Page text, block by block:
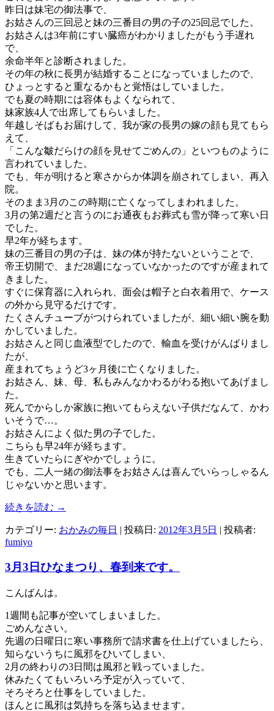
昨日は妹宅の御法事で、
お姑さんの三回忌と妹の三番目の男の子の25回忌でした。
お姑さんは3年前にすい臓癌がわかりましたがもう手遅れ
で、
余命半年と診断されました。
その年の秋に長男が結婚することになっていましたので、
ひょっとすると重なるかもと覚悟はしていました。
でも夏の時期には容体もよくなられて、
妹家族4人で出席してもらいました。
年越しそばもお届けして、我が家の長男の嫁の顔も見てもら
えて、
「こんな皺だらけの顔を見せてごめんの」といつものように
言われていました。
でも、年が明けると寒さからか体調を崩されてしまい、再入
院。
そのまま3月のこの時期に亡くなってしまわれました。
3月の第2週だと言うのにお通夜もお葬式も雪が降って寒い日
でした。
早2年が経ちます。
妹の三番目の男の子は、妹の体が持たないということで、
帝王切開で、まだ28週になっていなかったのですが産まれて
きました。
すぐに保育器に入れられ、面会は帽子と白衣着用で、ケース
の外から見守るだけです。
たくさんチューブがつけられていましたが、細い細い腕を動
かしていました。
お姑さんと同じ血液型でしたので、輸血を受けがんばりまし
たが、
産まれてちょうど3ヶ月後に亡くなりました。
お姑さん、妹、母、私もみんなかわるがわる抱いてあげまし
た。
死んでからしか家族に抱いてもらえない子供だなんて、かわ
いそうで…。
お姑さんによく似た男の子でした。
こちらも早24年が経ちます。
生きていたらにぎやかでしょうに。
でも、二人一緒の御法事をお姑さんは喜んでいらっしゃるん
じゃないかと思います。
続きを読む →
カテゴリー: おかみの毎日 | 投稿日: 2012年3月5日 | 投稿者:
fumiyo
3月3日ひなまつり、春到来です。
こんばんは。
1週間も記事が空いてしまいました。
ごめんなさい。
先週の日曜日に寒い事務所で請求書を仕上げていましたら、
知らないうちに風邪をひいてしまい、
2月の終わりの3日間は風邪と戦っていました。
休みたくてもいろいろ予定が入っていて、
そろそろと仕事をしていました。
ほんとに風邪は気持ちを落ち込ませます。